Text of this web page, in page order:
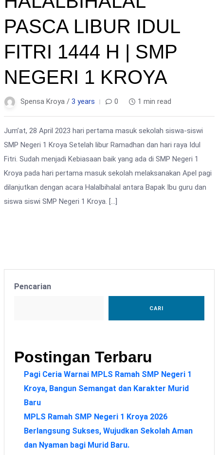
PASCA LIBUR IDUL
FITRI 1444 H | SMP
NEGERI 1 KROYA
Spensa Kroya / 3 years 0 1 min read
Jum’at, 28 April 2023 hari pertama masuk sekolah siswa-siswi
SMP Negeri 1 Kroya Setelah libur Ramadhan dan hari raya Idul
Fitri. Sudah menjadi Kebiasaan baik yang ada di SMP Negeri 1
Kroya pada hari pertama masuk sekolah melaksanakan Apel pagi
dilanjutkan dengan acara Halalbihalal antara Bapak Ibu guru dan
siswa siswi SMP Negeri 1 Kroya. […]
Pencarian
CARI
Postingan Terbaru
Pagi Ceria Warnai MPLS Ramah SMP Negeri 1
Kroya, Bangun Semangat dan Karakter Murid
Baru
MPLS Ramah SMP Negeri 1 Kroya 2026
Berlangsung Sukses, Wujudkan Sekolah Aman
dan Nyaman bagi Murid Baru.